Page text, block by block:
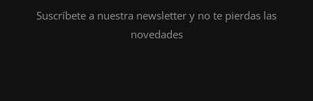
Suscríbete a nuestra newsletter y no te pierdas las
novedades